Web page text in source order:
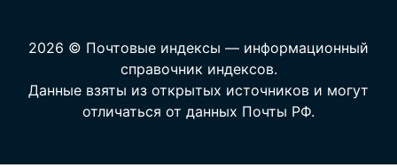
2026 © Почтовые индексы — информационный
справочник индексов.
Данные взяты из открытых источников и могут
отличаться от данных Почты РФ.